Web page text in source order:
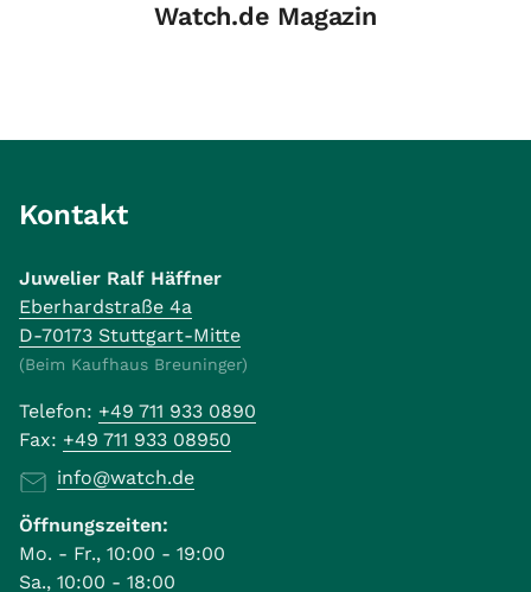
Watch.de Magazin
Kontakt
Juwelier Ralf Häffner
Eberhardstraße 4a
D-70173 Stuttgart-Mitte
(Beim Kaufhaus Breuninger)
Telefon: +49 711 933 0890
Fax: +49 711 933 08950
info@watch.de
Öffnungszeiten:
Mo. - Fr., 10:00 - 19:00
Sa., 10:00 - 18:00